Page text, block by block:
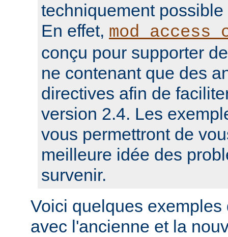
techniquement
En effet,
conçu pour supporter
ne contenant que des
directives afin de
version 2.4. Les
vous permettront de
meilleure idée des
survenir.
Voici quelques
avec l'ancienne et la